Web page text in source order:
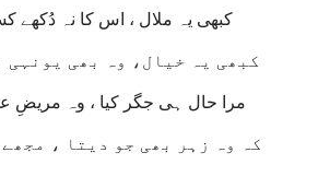
کبھی یہ ملال ، اس کا نہ
کبھی یہ خیال، وہ بھی یونہی
مرا حال ہی جگر کیا ، وہ
کہ وہ زہر بھی جو دیتا ،